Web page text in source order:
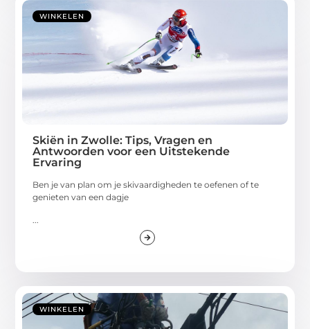
WINKELEN
Skiën in Zwolle: Tips, Vragen en
Antwoorden voor een Uitstekende
Ervaring
Ben je van plan om je skivaardigheden te oefenen of te
genieten van een dagje
WINKELEN